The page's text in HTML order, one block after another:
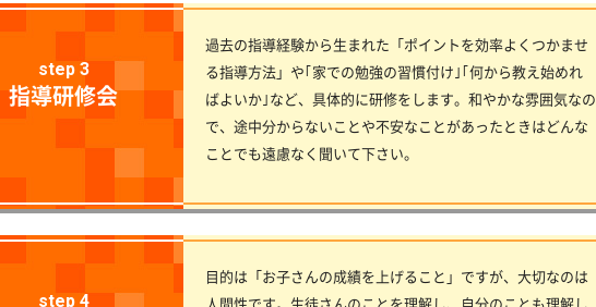
step 3
指導研修会
過去の指導経験から生まれた「ポイントを効率よくつかませ
る指導方法」や｢家での勉強の習慣付け｣｢何から教え始めれ
ばよいか｣など、具体的に研修をします。和やかな雰囲気なの
で、途中分からないことや不安なことがあったときはどんな
ことでも遠慮なく聞いて下さい。
step 4
目的は「お子さんの成績を上げること」ですが、大切なのは